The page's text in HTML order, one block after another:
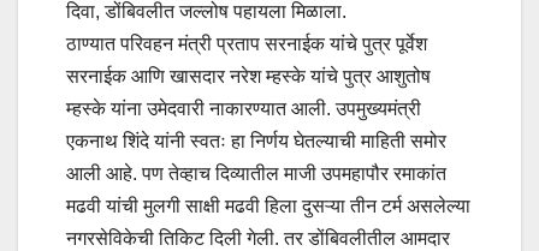
दिवा,डोंबिवलीत जल्लोष पहायला मिळाला.
ठाण्यात परिवहन मंत्री प्रताप सरनाईक यांचे पुत्र पूर्वेश
सरनाईक आणि खासदार नरेश म्हस्के यांचे पुत्र आशुतोष
म्हस्के यांना उमेदवारी नाकारण्यात आली. उपमुख्यमंत्री
एकनाथ शिंदे यांनी स्वतः हा निर्णय घेतल्याची माहिती समोर
आली आहे. पण तेव्हाच दिव्यातील माजी उपमहापौर रमाकांत
मढवी यांची मुलगी साक्षी मढवी हिला दुसऱ्या तीन टर्म असलेल्या
नगरसेविकेची तिकिट दिली गेली. तर डोंबिवलीतील आमदार